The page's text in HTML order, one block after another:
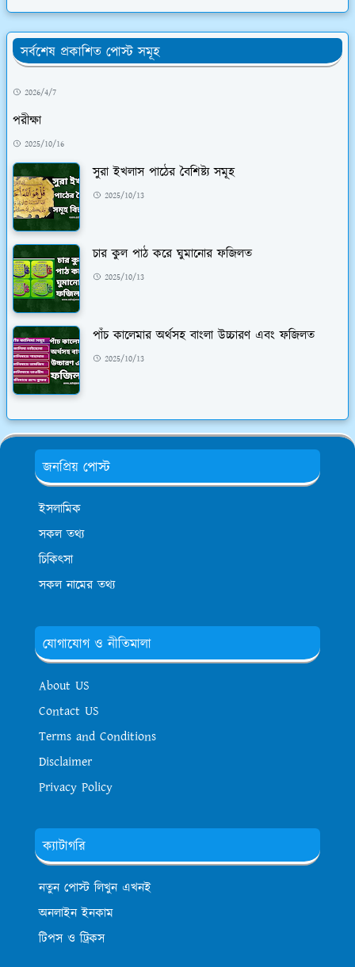
সর্বশেষ প্রকাশিত পোস্ট সমূহ
2026/4/7
পরীক্ষা
2025/10/16
সুরা ইখলাস পাঠের বৈশিষ্ট্য সমূহ
2025/10/13
চার কুল পাঠ করে ঘুমানোর ফজিলত
2025/10/13
পাঁচ কালেমার অর্থসহ বাংলা উচ্চারণ এবং ফজিলত
2025/10/13
জনপ্রিয় পোস্ট
ইসলামিক
সকল তথ্য
চিকিৎসা
সকল নামের তথ্য
যোগাযোগ ও নীতিমালা
About US
Contact US
Terms and Conditions
Disclaimer
Privacy Policy
ক্যাটাগরি
নতুন পোস্ট লিখুন এখনই
অনলাইন ইনকাম
টিপস ও ট্রিকস